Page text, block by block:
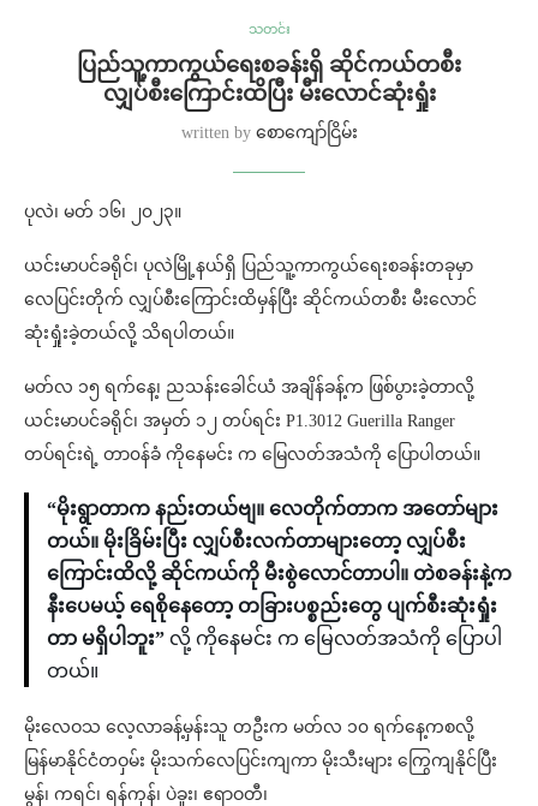
သတင်း
ပြည်သူ့ကာကွယ်ရေးစခန်းရှိ ဆိုင်ကယ်တစီး
လျှပ်စီးကြောင်းထိပြီး မီးလောင်ဆုံးရှုံး
written by စောကျော်ငြိမ်း
ပုလဲ၊ မတ် ၁၆၊ ၂၀၂၃။
ယင်းမာပင်ခရိုင်၊ ပုလဲမြို့နယ်ရှိ ပြည်သူ့ကာကွယ်ရေးစခန်းတခုမှာ
လေပြင်းတိုက် လျှပ်စီးကြောင်းထိမှန်ပြီး ဆိုင်ကယ်တစီး မီးလောင်
ဆုံးရှုံးခဲ့တယ်လို့ သိရပါတယ်။
မတ်လ ၁၅ ရက်နေ့၊ ညသန်းခေါင်ယံ အချိန်ခန့်က ဖြစ်ပွားခဲ့တာလို့
ယင်းမာပင်ခရိုင်၊ အမှတ် ၁၂ တပ်ရင်း P1.3012 Guerilla Ranger
တပ်ရင်းရဲ့ တာ၀န်ခံ ကိုနေမင်း က မြေလတ်အသံကို ပြောပါတယ်။
“မိုးရွာတာက နည်းတယ်ဗျ။ လေတိုက်တာက အတော်များ
တယ်။ မိုးခြိမ်းပြီး လျှပ်စီးလက်တာများတော့ လျှပ်စီး
ကြောင်းထိလို့ ဆိုင်ကယ်ကို မီးစွဲလောင်တာပါ။ တဲစခန်းနဲ့က
နီးပေမယ့် ရေစိုနေတော့ တခြားပစ္စည်းတွေ ပျက်စီးဆုံးရှုံး
တာ မရှိပါဘူး” လို့ ကိုနေမင်း က မြေလတ်အသံကို ပြောပါ
တယ်။
မိုးလေဝသ လေ့လာခန့်မှန်းသူ တဦးက မတ်လ ၁၀ ရက်နေ့ကစလို့
မြန်မာနိုင်ငံတဝှမ်း မိုးသက်လေပြင်းကျကာ မိုးသီးများ ကြွေကျနိုင်ပြီး
မွန်၊ ကရင်၊ ရန်ကုန်၊ ပဲခူး၊ ဧရာဝတီ၊